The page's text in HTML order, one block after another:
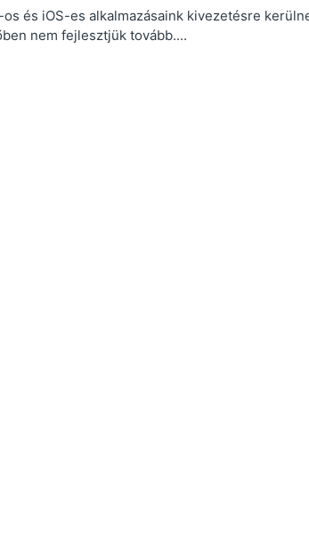
és iOS-es alkalmazásaink kivezetésre
nem fejlesztjük tovább....